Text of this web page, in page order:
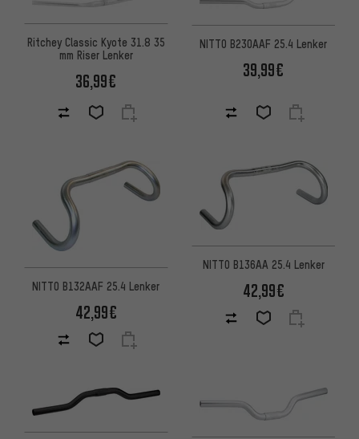
Ritchey Classic Kyote 31.8 35
mm Riser Lenker
36,99€
NITTO B230AAF 25.4 Lenker
39,99€
NITTO B132AAF 25.4 Lenker
42,99€
NITTO B136AA 25.4 Lenker
42,99€